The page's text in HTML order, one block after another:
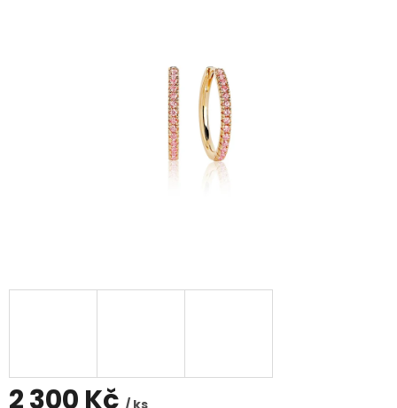
2 300 Kč